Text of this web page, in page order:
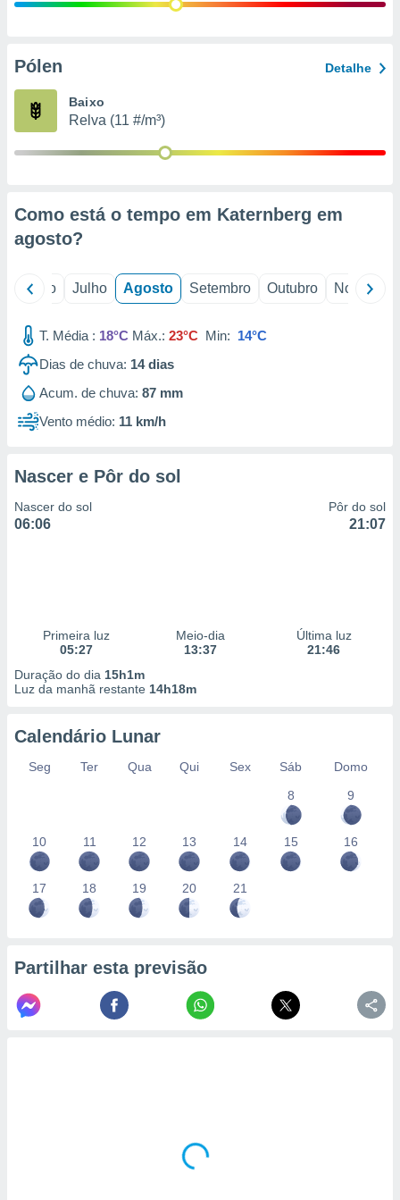
e
de
Pólen Detalhe
Baixo
Relva (11 #/m³)
Como está o tempo em Katernberg em
agosto?
Junho Julho Agosto Setembro Outubro Novembro
T. Média : 18°C Máx.: 23°C Min: 14°C
Dias de chuva: 14dias
Acum. de chuva: 87 mm
Vento médio: 11 km/h
Nascer e Pôr do sol
Nascer do sol
06:06
Pôr do sol
21:07
Primeira luz
05:27
Meio-dia
13:37
Última luz
21:46
Duração do dia 15h1m
Luz da manhã restante 14h18m
Calendário Lunar
Seg Ter Qua Qui Sex Sáb
Domo
8
9
10 11 12 13 14 15 16
17 18 19 20 21
Partilhar esta previsão